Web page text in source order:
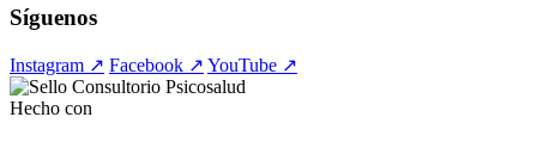
Síguenos
Instagram ↗ Facebook ↗ YouTube ↗
Hecho con